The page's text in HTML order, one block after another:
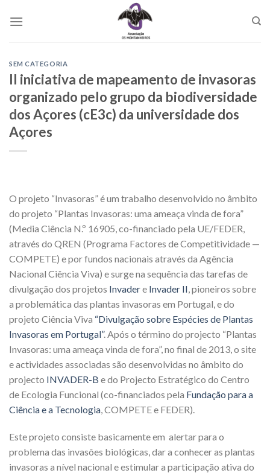
SEM CATEGORIA
II iniciativa de mapeamento de invasoras
organizado pelo grupo da biodiversidade
dos Açores (cE3c) da universidade dos
Açores
O projeto “Invasoras” é um trabalho desenvolvido no âmbito
do projeto “Plantas Invasoras: uma ameaça vinda de fora”
(Media Ciência N.º 16905, co-financiado pela UE/FEDER,
através do QREN (Programa Factores de Competitividade —
COMPETE) e por fundos nacionais através da Agência
Nacional Ciência Viva) e surge na sequência das tarefas de
divulgação dos projetos Invadere Invader II , pioneiros sobre
a problemática das plantas invasoras em Portugal, e do
projeto Ciência Viva “Divulgação sobre Espécies de Plantas
Invasoras em Portugal”. Após o término do projecto “Plantas
Invasoras: uma ameaça vinda de fora”, no final de 2013, o site
e actividades associadas são desenvolvidas no âmbito do
projecto INVADER-B e do Projecto Estratégico do Centro
de Ecologia Funcional (co-financiados pela Fundação para a
Ciência e a Tecnologia , COMPETE e FEDER).
Este projeto consiste basicamente em alertar para o
problema das invasões biológicas, dar a conhecer as plantas
invasoras a nível nacional e estimular a participação ativa do